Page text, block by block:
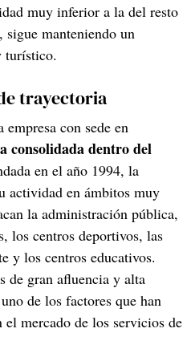
muy inferior a la del resto
manteniendo un
turístico.
trayectoria
con sede en
consolidada dentro del
en el año 1994, la
actividad en ámbitos muy
la administración pública,
los centros deportivos, las
y los centros educativos.
de gran afluencia y alta
de los factores que han
el mercado de los servicios de